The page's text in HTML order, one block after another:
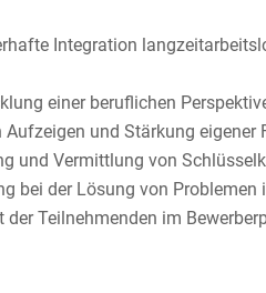
Integra­tion
einer beruf­li­chen
und Stärkung eigener
und Vermitt­lung von
bei der Lösung von Problemen
Teilneh­menden im